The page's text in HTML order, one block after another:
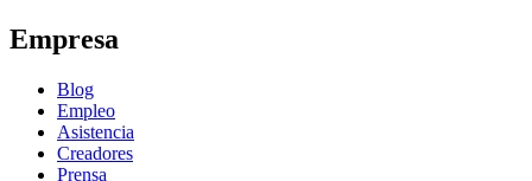
Empresa
Blog
Empleo
Asistencia
Creadores
Prensa